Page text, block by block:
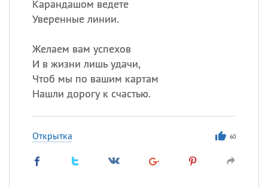
Карандашом ведете
Уверенные линии.
Желаем вам успехов
И в жизни лишь удачи,
Чтоб мы по вашим картам
Нашли дорогу к счастью.
Открытка 60